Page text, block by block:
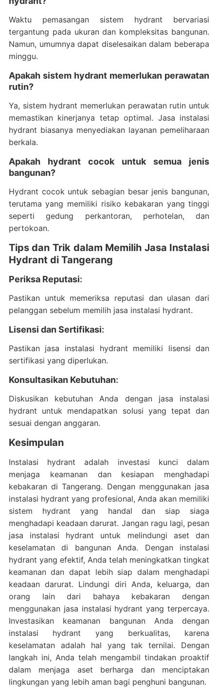
Waktu pemasangan sistem hydrant bervariasi
tergantung pada ukuran dan kompleksitas bangunan.
Namun, umumnya dapat diselesaikan dalam beberapa
minggu.
Apakah sistem hydrant memerlukan perawatan
rutin?
Ya, sistem hydrant memerlukan perawatan rutin untuk
memastikan kinerjanya tetap optimal. Jasa instalasi
hydrant biasanya menyediakan layanan pemeliharaan
berkala.
Apakah hydrant cocok untuk semua jenis
bangunan?
Hydrant cocok untuk sebagian besar jenis bangunan,
terutama yang memiliki risiko kebakaran yang tinggi
seperti gedung perkantoran, perhotelan, dan
pertokoan.
Tips dan Trik dalam Memilih Jasa Instalasi
Hydrant di Tangerang
Periksa Reputasi:
Pastikan untuk memeriksa reputasi dan ulasan dari
pelanggan sebelum memilih jasa instalasi hydrant.
Lisensi dan Sertifikasi:
Pastikan jasa instalasi hydrant memiliki lisensi dan
sertifikasi yang diperlukan.
Konsultasikan Kebutuhan:
Diskusikan kebutuhan Anda dengan jasa instalasi
hydrant untuk mendapatkan solusi yang tepat dan
sesuai dengan anggaran.
Kesimpulan
Instalasi hydrant adalah investasi kunci dalam
menjaga keamanan dan kesiapan menghadapi
kebakaran di Tangerang. Dengan menggunakan jasa
instalasi hydrant yang profesional, Anda akan memiliki
sistem hydrant yang handal dan siap siaga
menghadapi keadaan darurat. Jangan ragu lagi, pesan
jasa instalasi hydrant untuk melindungi aset dan
keselamatan di bangunan Anda. Dengan instalasi
hydrant yang efektif, Anda telah meningkatkan tingkat
keamanan dan dapat lebih siap dalam menghadapi
keadaan darurat. Lindungi diri Anda, keluarga, dan
orang lain dari bahaya kebakaran dengan
menggunakan jasa instalasi hydrant yang terpercaya.
Investasikan keamanan bangunan Anda dengan
instalasi hydrant yang berkualitas, karena
keselamatan adalah hal yang tak ternilai. Dengan
langkah ini, Anda telah mengambil tindakan proaktif
dalam menjaga aset berharga dan menciptakan
lingkungan yang lebih aman bagi penghuni bangunan.